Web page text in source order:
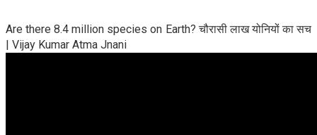
Are there 8.4 million species on Earth? चौरासी लाख योनियों का सच
| Vijay Kumar Atma Jnani